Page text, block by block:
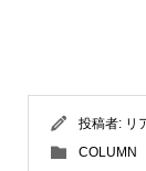
投稿者: リ
COLUMN